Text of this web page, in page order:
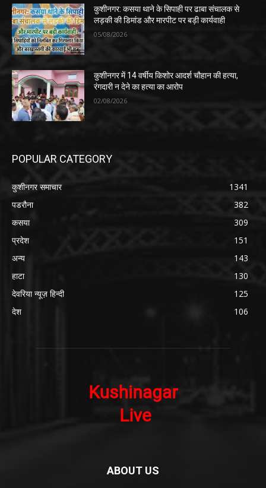
कुशीनगर: कसया थाने के सिपाही पर ढाबा संचालक से
लड़की की डिमांड और मारपीट पर बड़ी कार्यवाही
05/08/2026
कुशीनगर में 14 वर्षीय किशोर आदर्श चौहान की हत्या,
रंगदारी न देने का हत्या का आरोप
02/08/2026
POPULAR CATEGORY
कुशीनगर समाचार
1341
पडरौना
382
कसया
309
प्रदेश
151
अन्य
143
हाटा
130
देवरिया न्यूज़ हिन्दी
125
देश
106
ABOUT US